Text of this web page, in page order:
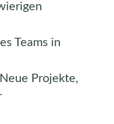
Teams in
Projekte,